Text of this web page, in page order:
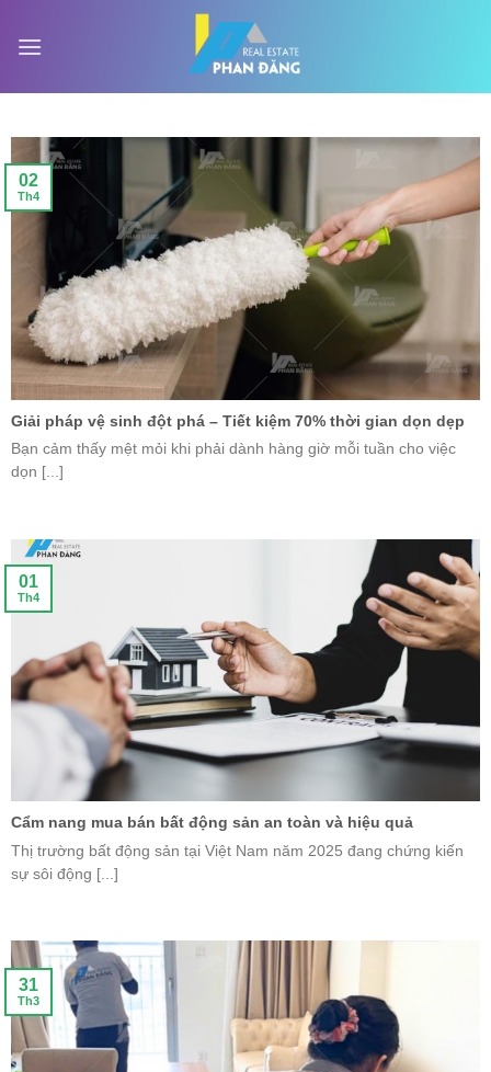
Giải pháp vệ sinh đột phá – Tiết kiệm 70% thời gian dọn dẹp
Bạn cảm thấy mệt mỏi khi phải dành hàng giờ mỗi tuần cho việc
dọn [...]
02
Th4
Cẩm nang mua bán bất động sản an toàn và hiệu quả
Thị trường bất động sản tại Việt Nam năm 2025 đang chứng kiến
sự sôi động [...]
01
Th4
31
Th3